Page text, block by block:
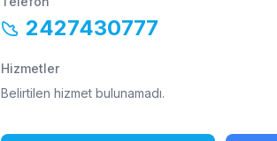
2427430777
Hizmetler
Belirtilen hizmet bulunamadı.